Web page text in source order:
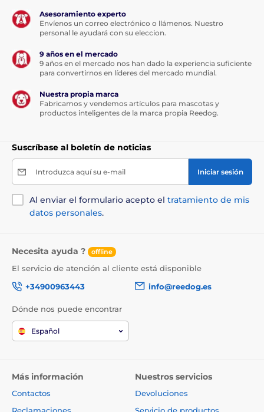
Asesoramiento experto
Envíenos un correo electrónico o llámenos. Nuestro
personal le ayudará con su eleccion.
9 años en el mercado
9 años en el mercado nos han dado la experiencia suficiente
para convertirnos en líderes del mercado mundial.
Nuestra propia marca
Fabricamos y vendemos artículos para mascotas y
productos inteligentes de la marca propia Reedog.
Suscríbase al boletín de noticias
Introduzca aquí su e-mail Iniciar sesión
Al enviar el formulario acepto el tratamiento de mis
datos personales.
Necesita ayuda ? offline
El servicio de atención al cliente está disponible
+34900963443
info@reedog.es
Dónde nos puede encontrar
Español
Más información
Contactos
Nuestros servicios
Devoluciones